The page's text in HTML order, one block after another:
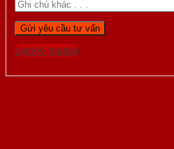
Gọi 0976.169.864